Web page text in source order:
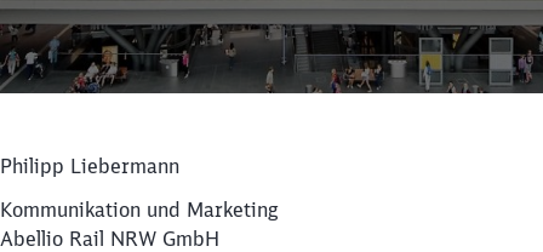
Philipp Liebermann
Kommunikation und Marketing
Abellio Rail NRW GmbH